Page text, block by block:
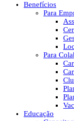
Benefícios
Para
Para
Educação